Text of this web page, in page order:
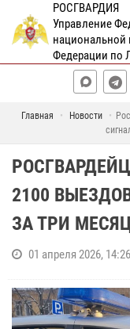
РОСГВАРДИЯ
Управление
национальной
Федерации по
Главная Новости
2100
ЗА ТРИ
01 апреля 2026, 14:26